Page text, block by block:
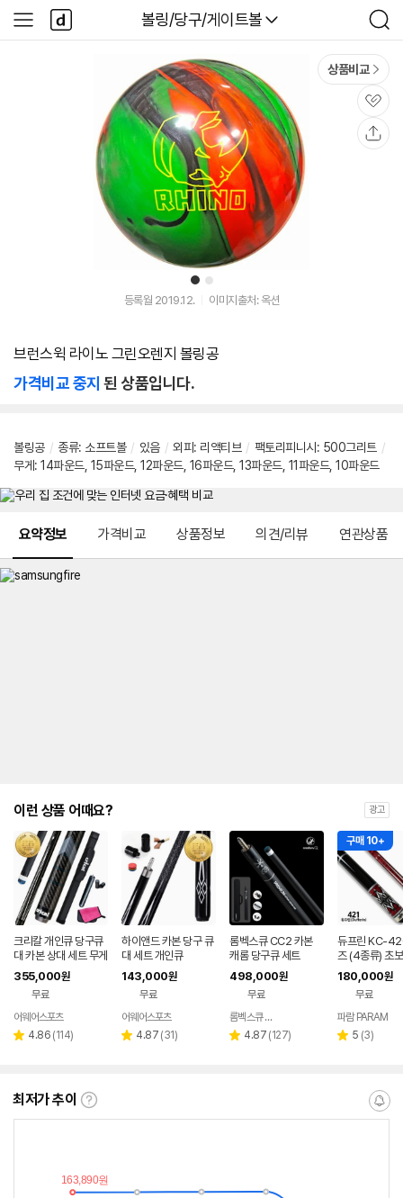
다나와
볼링/당구/게이트볼
검
색
사
이
다
나
와
1 2
상품비교
관
심
등록월 2019.12. 이미지출처: 옥션
브런스윅 라이노 그린오렌지 볼링공
가격비교 중지 된 상품입니다.
볼링공 / 종류: 소프트볼 / 있음 / 외피: 리액티브 / 팩토리피니시 : 500그리트 /
무게 : 14파운드, 15파운드, 12파운드, 16파운드, 13파운드, 11파운드, 10파운드
요약정보 가격비교 상품정보 의견/리뷰 연관상품
이런 상품 어때요? 광고
크리칼 개인큐 당구큐
대 카본 상대 세트 무게
조절 가능 (익스텐션
포함)
355,000원
무료
어웨어스포츠
별 4.86 리
(114)
하이앤드 카본 당구 큐
대 세트 개인큐
143,000원
무료
어웨어스포츠
별 4.87 리
(31)
롬벡스큐 CC2 카본
캐롬 당구큐 세트
498,000원
무료
페이
롬벡스큐 공식쇼핑몰
별 4.87 리
(127)
구매 10+
듀프린 KC-
즈 (4종류) 초
자용 큐대
180,000원
무료
파람 PARAM
별 5 리
(3)
최저가 추이
최
이
란?
알